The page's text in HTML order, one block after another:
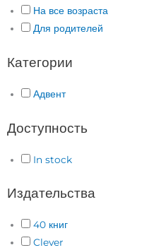
На все возраста
Для родителей
Категории
Адвент
Доступность
In stock
Издательства
40 книг
Clever